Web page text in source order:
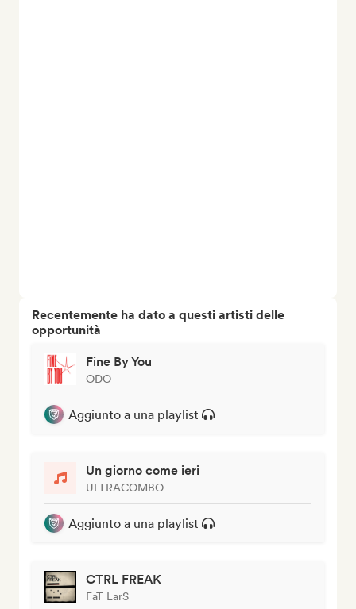
Recentemente ha dato a questi artisti delle
opportunità
Fine By You
ODO
Aggiunto a una playlist
Un giorno come ieri
ULTRACOMBO
Aggiunto a una playlist
CTRL FREAK
FaT LarS